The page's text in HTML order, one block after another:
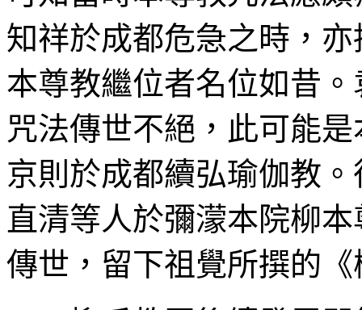
知祥於成都危急之時，
本尊教繼位者名位如昔
咒法傳世不絕，此可能
京則於成都續弘瑜伽教
直清等人於彌濛本院柳
傳世，留下祖覺所撰的